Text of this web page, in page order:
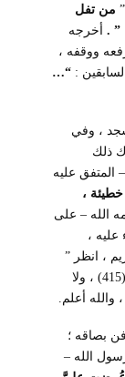
” من تفل
” . أخرجه
ووقفه ،
:
“…
، وفي
ذلك
عليه
،
الله – على
عليه ،
، انظر ”
(415) ، ولا
أعلم.
بصاقه ؛
الله –